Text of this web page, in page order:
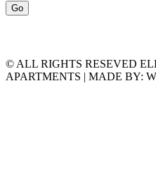
© ALL RIGHTS RESEVED
APARTMENTS | MADE BY: